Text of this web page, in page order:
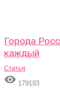
Города
каждый
Статья
 179193